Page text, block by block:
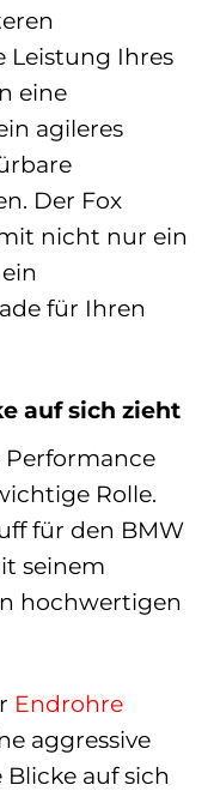
Leistung Ihres
eine
agileres
Der Fox
nicht nur ein
für Ihren
auf sich zieht
Rolle.
für den BMW
seinem
hochwertigen
Endrohre
aggressive
auf sich